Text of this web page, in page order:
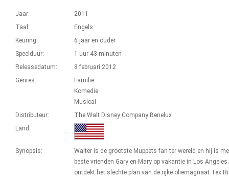
Jaar:
2011
Taal:
Engels
Keuring:
6 jaar en ouder
Speelduur:
1 uur 43 minuten
Releasedatum:
8 februari 2012
Genres:
Familie
Komedie
Musical
Distributeur:
The Walt Disney Company Benelux
Land:
Synopsis:
Walter is de grootste Muppets fan ter wereld en hij is
beste vrienden Gary en Mary op vakantie in Los
ontdekt het slechte plan van de rijke oliemagnaat Tex